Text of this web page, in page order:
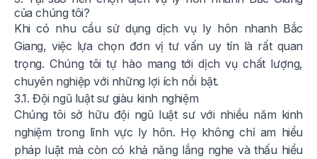
của chúng tôi?
Khi có nhu cầu sử dụng dịch vụ ly hôn nhanh Bắc
Giang, việc lựa chọn đơn vị tư vấn uy tín là rất quan
trọng. Chúng tôi tự hào mang tới dịch vụ chất lượng,
chuyên nghiệp với những lợi ích nổi bật.
3.1. Đội ngũ luật sư giàu kinh nghiệm
Chúng tôi sở hữu đội ngũ luật sư với nhiều năm kinh
nghiệm trong lĩnh vực ly hôn. Họ không chỉ am hiểu
pháp luật mà còn có khả năng lắng nghe và thấu hiểu